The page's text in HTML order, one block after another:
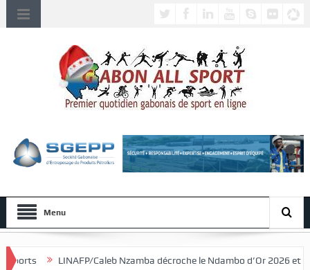
Menu
Caleb Nzamba décroche le Ndambo d’Or 2026 et Alain Djissikadié